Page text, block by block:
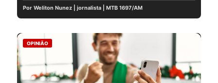
Por Weliton Nunez | jornalista | MTB 1697/AM
OPINIÃO